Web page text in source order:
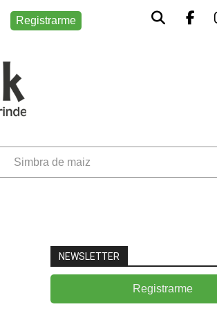
Registrarme
simbra de maiz
NEWSLETTER
Registrarme